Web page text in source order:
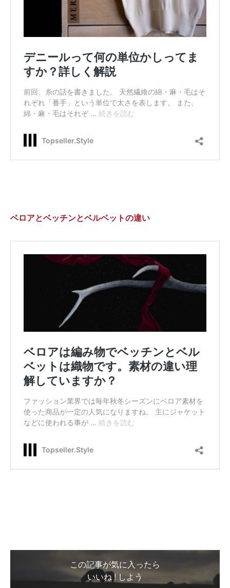
ベロアとベッチンとベルベットの違い
この記事が気に入ったら
いいね ! しよう